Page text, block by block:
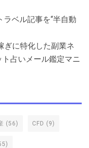
ラベル記事を“半自動
ぎに特化した副業ネ
占いメール鑑定マニ
(56) CFD (9)